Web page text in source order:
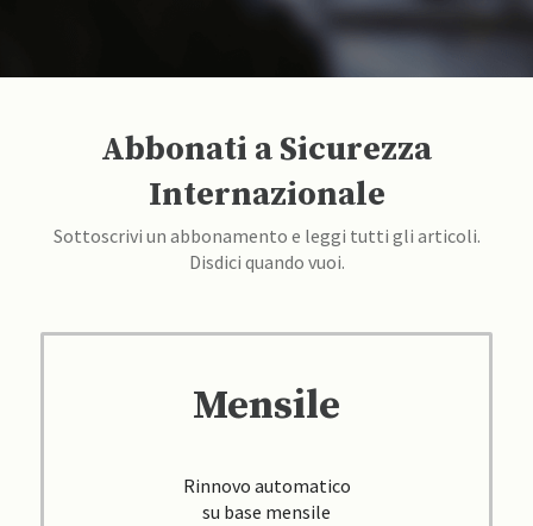
Abbonati a Sicurezza
Internazionale
Sottoscrivi un abbonamento e leggi tutti gli articoli.
Disdici quando vuoi.
Mensile
Rinnovo automatico
su base mensile